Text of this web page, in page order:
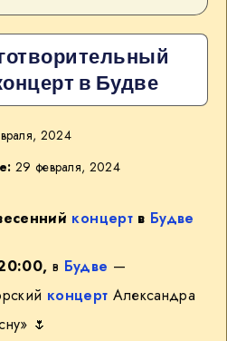
в Будве
2024
29 февраля, 2024
концертв Будве
в Будве —
концерт Александра
🌷